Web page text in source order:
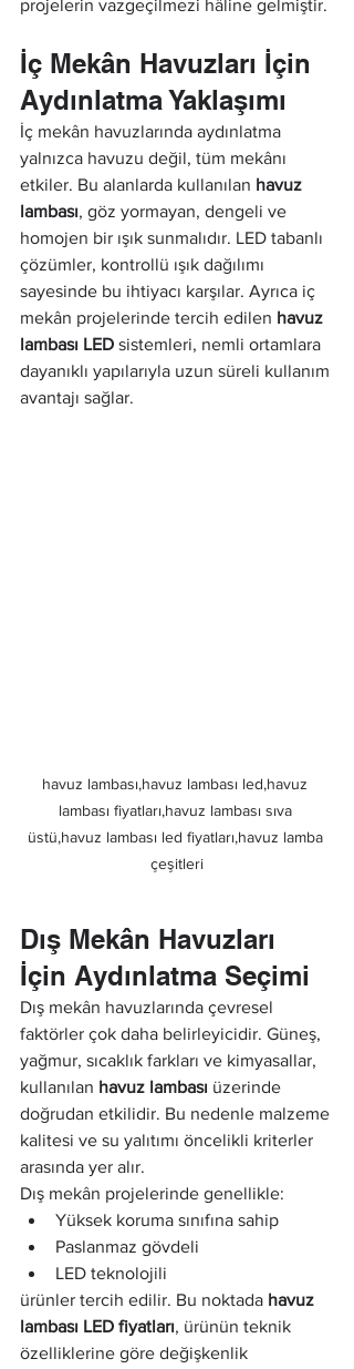
projelerin vazgeçilmezi hâline gelmiştir.
İç Mekân Havuzları İçin
Aydınlatma Yaklaşımı
İç mekân havuzlarında aydınlatma
yalnızca havuzu değil, tüm mekânı
etkiler. Bu alanlarda kullanılan havuz
lambası, göz yormayan, dengeli ve
homojen bir ışık sunmalıdır. LED tabanlı
çözümler, kontrollü ışık dağılımı
sayesinde bu ihtiyacı karşılar. Ayrıca iç
mekân projelerinde tercih edilen havuz
lambası LED sistemleri, nemli ortamlara
dayanıklı yapılarıyla uzun süreli kullanım
avantajı sağlar.
havuz lambası,havuz lambası led,havuz
lambası fiyatları,havuz lambası sıva
üstü,havuz lambası led fiyatları,havuz lamba
çeşitleri
Dış Mekân Havuzları
İçin Aydınlatma Seçimi
Dış mekân havuzlarında çevresel
faktörler çok daha belirleyicidir. Güneş,
yağmur, sıcaklık farkları ve kimyasallar,
kullanılan havuz lambası üzerinde
doğrudan etkilidir. Bu nedenle malzeme
kalitesi ve su yalıtımı öncelikli kriterler
arasında yer alır.
Dış mekân projelerinde genellikle:
Yüksek koruma sınıfına sahip
Paslanmaz gövdeli
LED teknolojili
ürünler tercih edilir. Bu noktada havuz
lambası LED fiyatları, ürünün teknik
özelliklerine göre değişkenlik